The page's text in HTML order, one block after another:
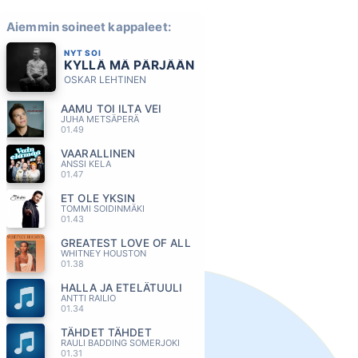
Aiemmin soineet kappaleet:
NYT SOI
KYLLÄ MÄ PÄRJÄÄN
OSKAR LEHTINEN
AAMU TOI ILTA VEI
JUHA METSÄPERÄ
01.49
VAARALLINEN
ANSSI KELA
01.47
ET OLE YKSIN
TOMMI SOIDINMÄKI
01.43
GREATEST LOVE OF ALL
WHITNEY HOUSTON
01.38
HALLA JA ETELÄTUULI
ANTTI RAILIO
01.34
TÄHDET TÄHDET
RAULI BADDING SOMERJOKI
01.31